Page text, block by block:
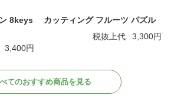
8keys
3,400円
カッティング フルーツ パズル
税抜上代
3,300円
てのおすすめ商品を見る